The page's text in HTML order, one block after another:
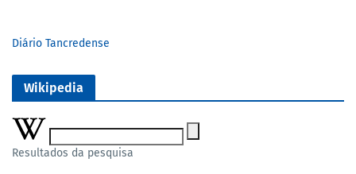
Diário Tancredense
Wikipedia
Resultados da pesquisa